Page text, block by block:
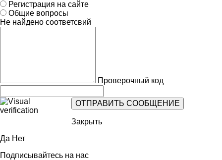
Регистрация на сайте
Общие вопросы
Не найдено соответсвий
Проверочный код
Закрыть
Да Нет
Подписывайтесь на нас